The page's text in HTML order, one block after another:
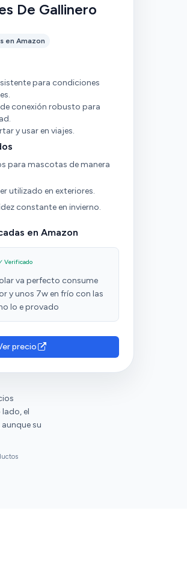
De Gallinero
en Amazon
para condiciones
conexión robusto para
y usar en viajes.
para mascotas de manera
utilizado en exteriores.
constante en invierno.
en Amazon
Verificado
va perfecto consume
y unos 7w en frío con las
lo e provado
precio
el
su